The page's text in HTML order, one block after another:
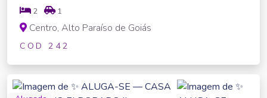
2 1
Centro, Alto Paraíso de Goiás
COD 242